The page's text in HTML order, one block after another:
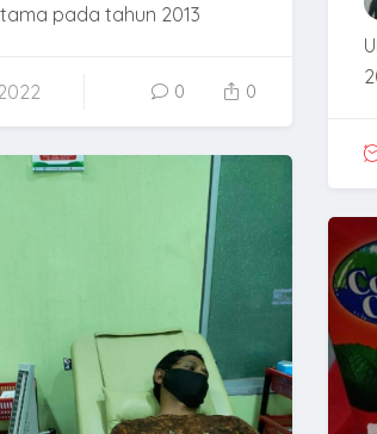
pada tahun 2013
0 0